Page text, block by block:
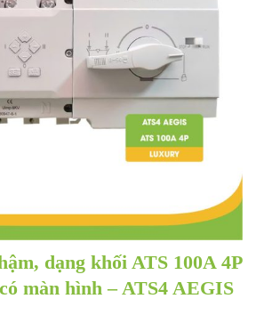
dạng khối ATS 100A 4P
màn hình – ATS4 AEGIS